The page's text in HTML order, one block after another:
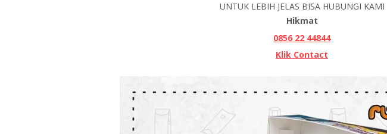
UNTUK LEBIH JELAS BISA HUBUNGI KAMI
Hikmat
0856 22 44844
Klik Contact